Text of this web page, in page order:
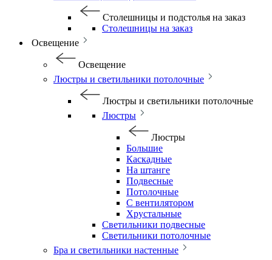
Столешницы и подстолья на заказ
Столешницы на заказ
Освещение
Освещение
Люстры и светильники потолочные
Люстры и светильники потолочные
Люстры
Люстры
Большие
Каскадные
На штанге
Подвесные
Потолочные
С вентилятором
Хрустальные
Светильники подвесные
Светильники потолочные
Бра и светильники настенные